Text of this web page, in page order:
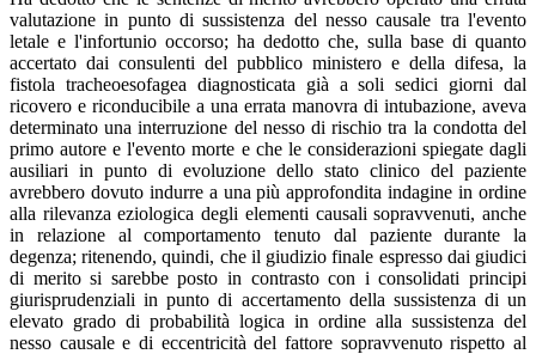
valutazione in punto di sussistenza del nesso causale tra l'evento
letale e l'infortunio occorso; ha dedotto che, sulla base di quanto
accertato dai consulenti del pubblico ministero e della difesa, la
fistola tracheoesofagea diagnosticata già a soli sedici giorni dal
ricovero e riconducibile a una errata manovra di intubazione, aveva
determinato una interruzione del nesso di rischio tra la condotta del
primo autore e l'evento morte e che le considerazioni spiegate dagli
ausiliari in punto di evoluzione dello stato clinico del paziente
avrebbero dovuto indurre a una più approfondita indagine in ordine
alla rilevanza eziologica degli elementi causali sopravvenuti, anche
in relazione al comportamento tenuto dal paziente durante la
degenza; ritenendo, quindi, che il giudizio finale espresso dai giudici
di merito si sarebbe posto in contrasto con i consolidati principi
giurisprudenziali in punto di accertamento della sussistenza di un
elevato grado di probabilità logica in ordine alla sussistenza del
nesso causale e di eccentricità del fattore sopravvenuto rispetto al